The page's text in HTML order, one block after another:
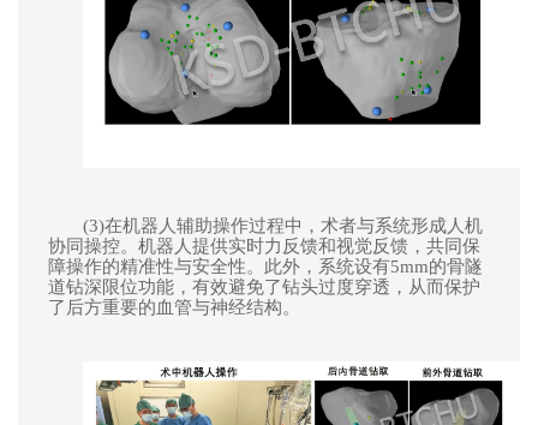
(3)在机器人辅助操作过程中，术者与系统形成人机
协同操控。机器人提供实时力反馈和视觉反馈，共同保
障操作的精准性与安全性。此外，系统设有5mm的骨隧
道钻深限位功能，有效避免了钻头过度穿透，从而保护
了后方重要的血管与神经结构。